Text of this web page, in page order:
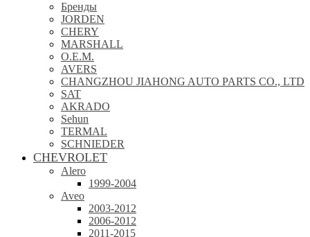
Бренды
JORDEN
CHERY
MARSHALL
O.E.M.
AVERS
CHANGZHOU JIAHONG AUTO PARTS CO., LTD
SAT
AKRADO
Sehun
TERMAL
SCHNIEDER
CHEVROLET
Alero
1999-2004
Aveo
2003-2012
2006-2012
2011-2015